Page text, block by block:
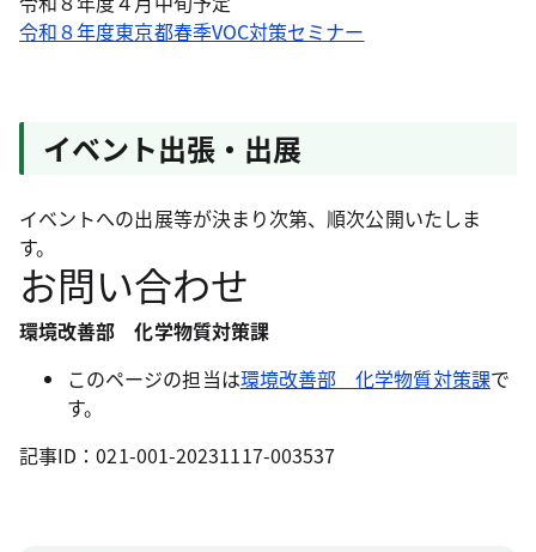
令和８年度東京都春季VOC対策セミナー
イベント出張・出展
イベントへの出展等が決まり次第、順次公開いたしま
す。
お問い合わせ
環境改善部 化学物質対策課
このページの担当は環境改善部 化学物質対策課で
す。
記事ID：021-001-20231117-003537